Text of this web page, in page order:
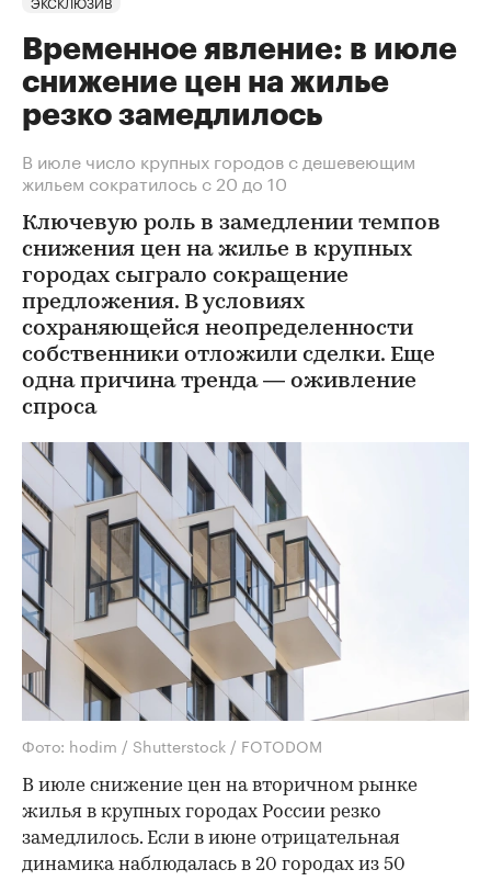
Временное явление: в июле
снижение цен на жилье
резко замедлилось
В июле число крупных городов с дешевеющим
жильем сократилось с 20 до 10
Ключевую роль в замедлении темпов
снижения цен на жилье в крупных
городах сыграло сокращение
предложения. В условиях
сохраняющейся неопределенности
собственники отложили сделки. Еще
одна причина тренда — оживление
спроса
Фото: hodim / Shutterstock / FOTODOM
В июле снижение цен на вторичном рынке
жилья в крупных городах России резко
замедлилось. Если в июне отрицательная
динамика наблюдалась в 20 городах из 50